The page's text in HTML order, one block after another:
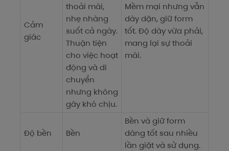
Cảm
giác
thoải mái,
nhẹ nhàng
suốt cả ngày.
Thuận tiện
cho việc hoạt
động và di
chuyển
nhưng không
gây khó chịu.
Mềm mại nhưng vẫn
dày dặn, giữ form
tốt. Độ dày vừa phải,
mang lại sự thoải
mái.
Độ bền Bền
Bền và giữ form
dáng tốt sau nhiều
lần giặt và sử dụng.